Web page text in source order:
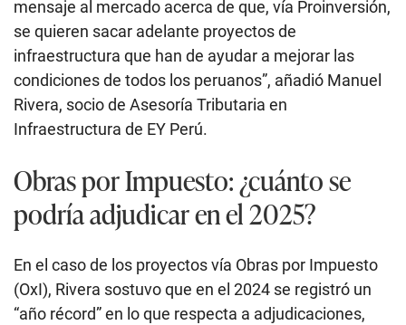
mensaje al mercado acerca de que, vía Proinversión,
se quieren sacar adelante proyectos de
infraestructura que han de ayudar a mejorar las
condiciones de todos los peruanos”, añadió Manuel
Rivera, socio de Asesoría Tributaria en
Infraestructura de EY Perú.
Obras por Impuesto: ¿cuánto se
podría adjudicar en el 2025?
En el caso de los proyectos vía Obras por Impuesto
(OxI), Rivera sostuvo que en el 2024 se registró un
“año récord” en lo que respecta a adjudicaciones,